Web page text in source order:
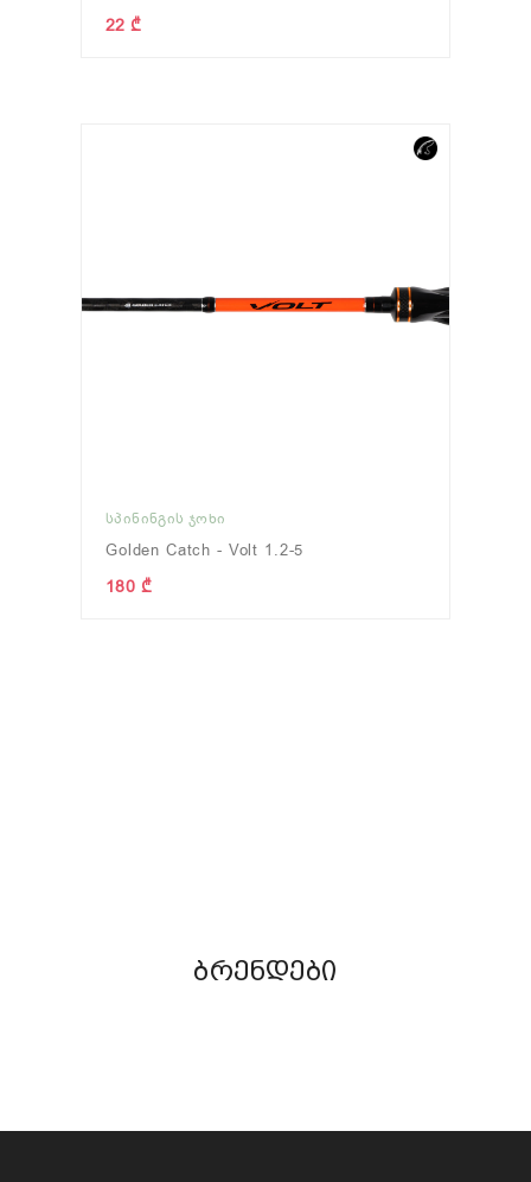
22 ₾
ᲡᲞᲘᲜᲘᲜᲒᲘᲡ ᲯᲝᲮᲘ
Golden Catch - Volt 1.2-5
180 ₾
ბრენდები